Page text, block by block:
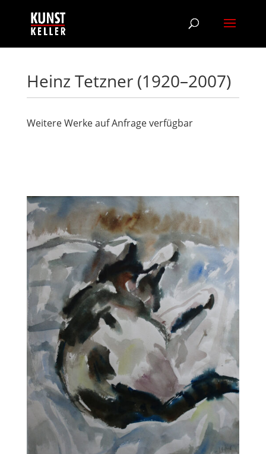
Heinz Tetzner (1920–2007)
Weitere Werke auf Anfrage verfügbar